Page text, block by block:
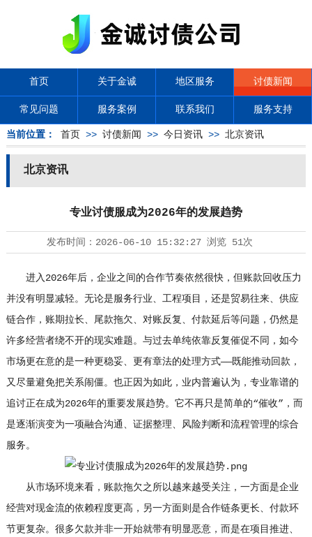
首页 关于金诚 地区服务 讨债新闻
常见问题 服务案例 联系我们 服务支持
当前位置： 首页 >> 讨债新闻 >> 今日资讯>> 北京资讯
北京资讯
专业讨债服成为2026年的发展趋势
发布时间： 2026-06-10 15:32:27浏览 51次
进入2026年后，企业之间的合作节奏依然很快，但账款回收压力
并没有明显减轻。无论是服务行业、工程项目，还是贸易往来、供应
链合作，账期拉长、尾款拖欠、对账反复、付款延后等问题，仍然是
许多经营者绕不开的现实难题。与过去单纯依靠反复催促不同，如今
市场更在意的是一种更稳妥、更有章法的处理方式——既能推动回款，
又尽量避免把关系闹僵。也正因为如此，业内普遍认为，专业靠谱的
追讨正在成为2026年的重要发展趋势。它不再只是简单的“催收”，而
是逐渐演变为一项融合沟通、证据整理、风险判断和流程管理的综合
服务。
从市场环境来看，账款拖欠之所以越来越受关注，一方面是企业
经营对现金流的依赖程度更高，另一方面则是合作链条更长、付款环
节更复杂。很多欠款并非一开始就带有明显恶意，而是在项目推进、